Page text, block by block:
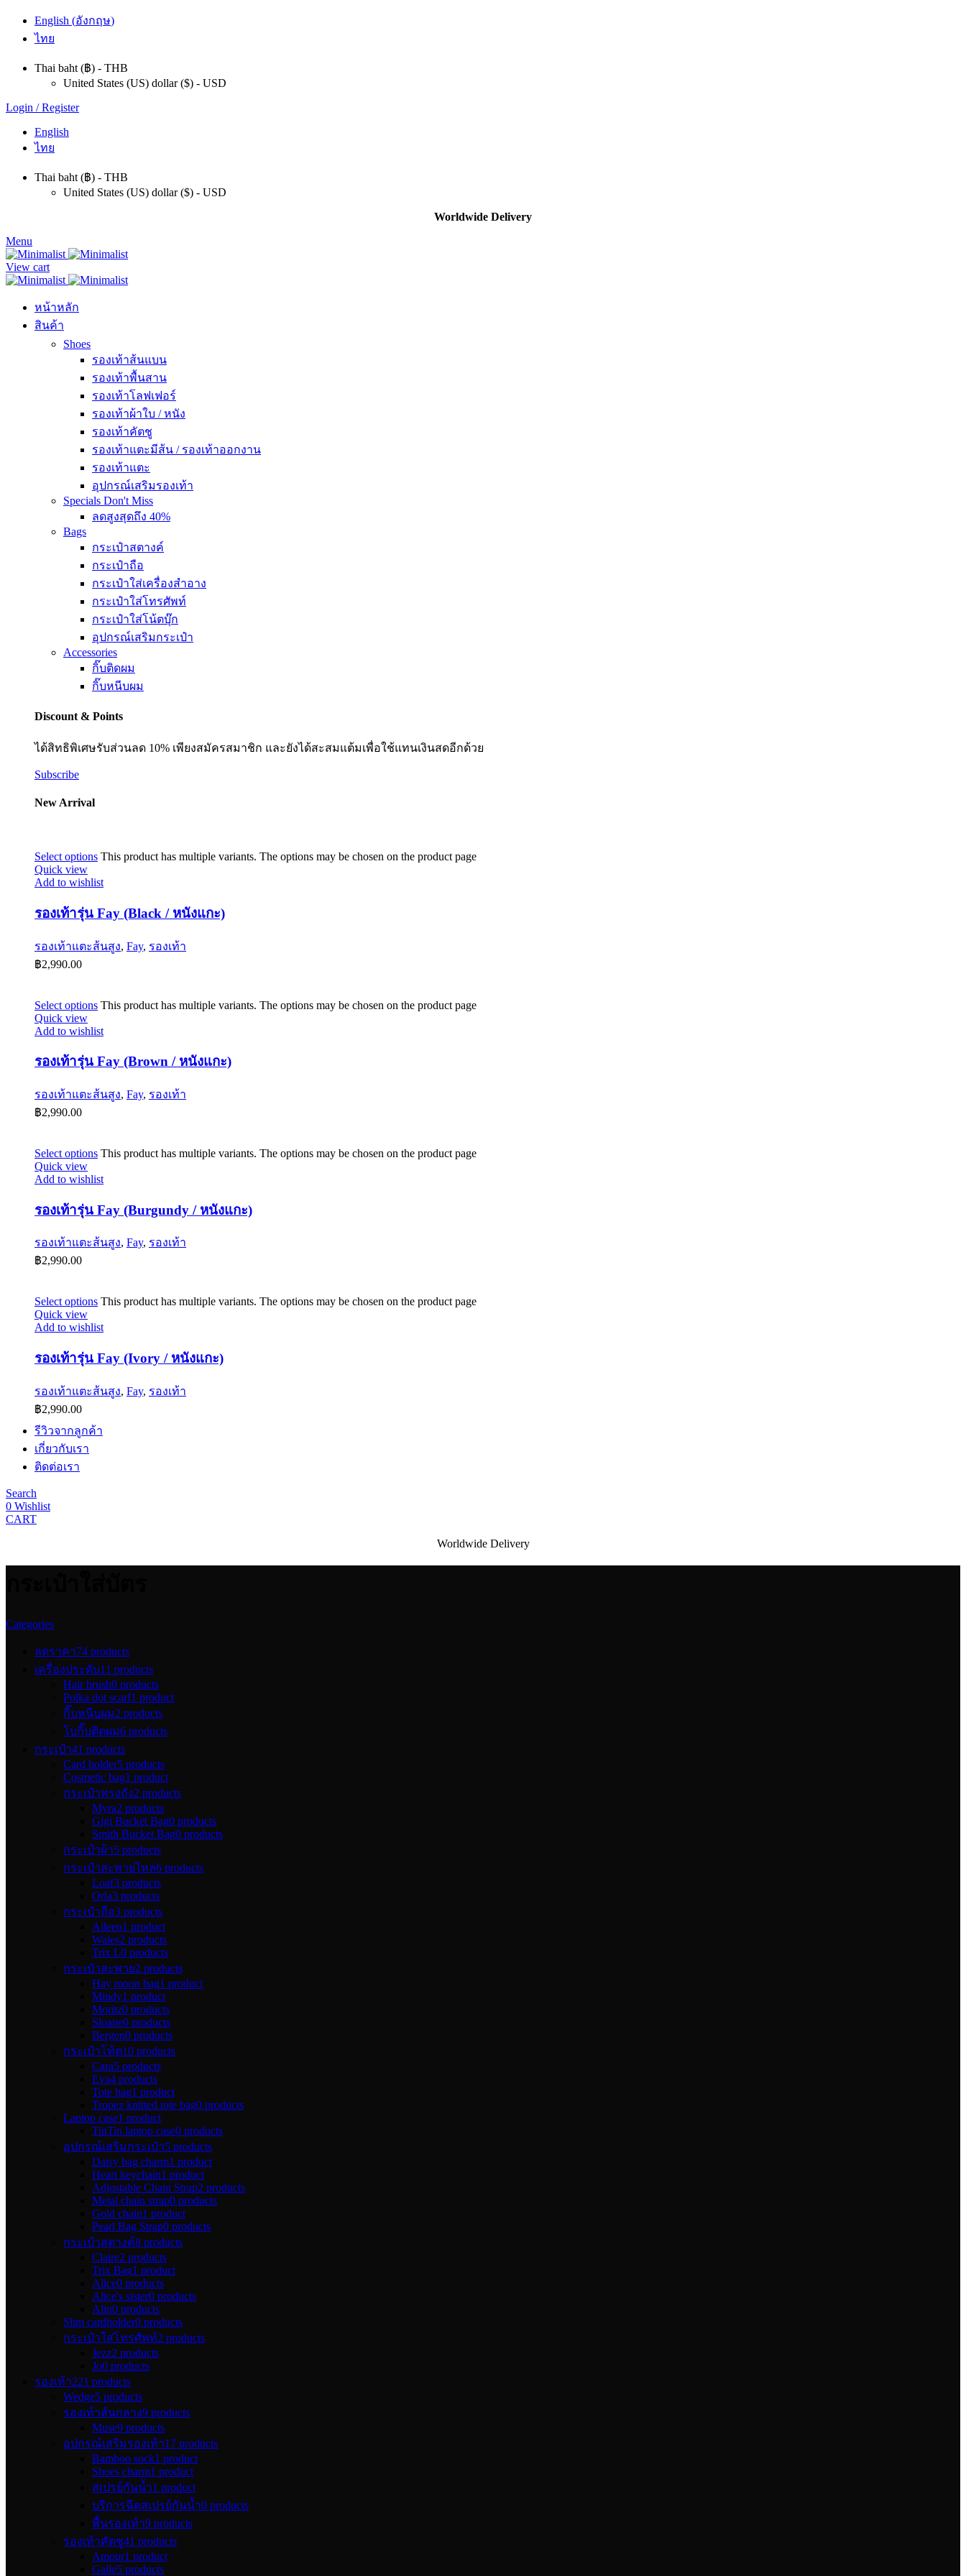
English (อังกฤษ)
ไทย
Thai baht (฿) - THB
United States (US) dollar ($) - USD
Login / Register
English
ไทย
Thai baht (฿) - THB
United States (US) dollar ($) - USD
Worldwide Delivery
Menu
View cart
หน้าหลัก
สินค้า
Shoes
รองเท้าส้นแบน
รองเท้าพื้นสาน
รองเท้าโลฟเฟอร์
รองเท้าผ้าใบ / หนัง
รองเท้าคัตชู
รองเท้าแตะมีส้น / รองเท้าออกงาน
รองเท้าแตะ
อุปกรณ์เสริมรองเท้า
Specials Don't Miss
ลดสูงสุดถึง 40%
Bags
กระเป๋าสตางค์
กระเป๋าถือ
กระเป๋าใส่เครื่องสำอาง
กระเป๋าใส่โทรศัพท์
กระเป๋าใส่โน้ตบุ๊ก
อุปกรณ์เสริมกระเป๋า
Accessories
กิ๊บติดผม
กิ๊บหนีบผม
Discount & Points
ได้สิทธิพิเศษรับส่วนลด 10% เพียงสมัครสมาชิก และยังได้สะสมแต้มเพื่อใช้แทนเงินสดอีกด้วย
Subscribe
New Arrival
Select options This product has multiple variants. The options may be chosen on the product page
Quick view
Add to wishlist
รองเท้ารุ่น Fay (Black / หนังแกะ)
รองเท้าแตะส้นสูง, Fay, รองเท้า
฿2,990.00
Select options This product has multiple variants. The options may be chosen on the product page
Quick view
Add to wishlist
รองเท้ารุ่น Fay (Brown / หนังแกะ)
รองเท้าแตะส้นสูง, Fay, รองเท้า
฿2,990.00
Select options This product has multiple variants. The options may be chosen on the product page
Quick view
Add to wishlist
รองเท้ารุ่น Fay (Burgundy / หนังแกะ)
รองเท้าแตะส้นสูง, Fay, รองเท้า
฿2,990.00
Select options This product has multiple variants. The options may be chosen on the product page
Quick view
Add to wishlist
รองเท้ารุ่น Fay (Ivory / หนังแกะ)
รองเท้าแตะส้นสูง, Fay, รองเท้า
฿2,990.00
รีวิวจากลูกค้า
เกี่ยวกับเรา
ติดต่อเรา
Search
0 Wishlist
CART
Worldwide Delivery
Categories
ลดราคา74 products
เครื่องประดับ11 products
Hair brush0 products
Polka dot scarf1 product
กิ๊บหนีบผม2 products
โบกิ๊บติดผม6 products
กระเป๋า41 products
Card holder5 products
Cosmetic bag1 product
กระเป๋าทรงถัง2 products
Myra2 products
Gigi Bucket Bag0 products
Smith Bucket Bag0 products
กระเป๋าผ้า5 products
กระเป๋าสะพายไหล่6 products
Loaf3 products
Orla3 products
กระเป๋าถือ3 products
Aileen1 product
Wales2 products
Trix L0 products
กระเป๋าสะพาย2 products
Hay moon bag1 product
Mindy1 product
Moritz0 products
Sloane0 products
Bergen0 products
กระเป๋าโท้ต10 products
Cara5 products
Eva4 products
Tote bag1 product
Tropez knitted tote bag0 products
Laptop case1 product
TinTin laptop case0 products
อุปกรณ์เสริมกระเป๋า5 products
Daisy bag charm1 product
Heart keychain1 product
Adjustable Chain Strap2 products
Metal chain strap0 products
Gold chain1 product
Pearl Bag Strap0 products
กระเป๋าสตางค์8 products
Claire2 products
Trix Bag1 product
Alice0 products
Alice's sister0 products
Alin0 products
Slim cardholder0 products
กระเป๋าใส่โทรศัพท์2 products
Jezz2 products
Jo0 products
รองเท้า221 products
Wedge5 products
รองเท้าส้นกลาง9 products
Muse9 products
อุปกรณ์เสริมรองเท้า17 products
Bamboo sock1 product
Shoes charm1 product
สเปรย์กันน้ำ1 product
บริการฉีดสเปรย์กันน้ำ0 products
พื้นรองเท้า9 products
รองเท้าคัตชู41 products
Amour1 product
Galle5 products